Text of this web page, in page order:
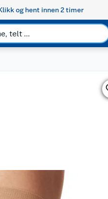
og hent innen 2 timer